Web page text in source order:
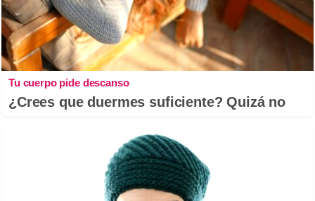
Tu cuerpo pide descanso
¿Crees que duermes suficiente? Quizá no